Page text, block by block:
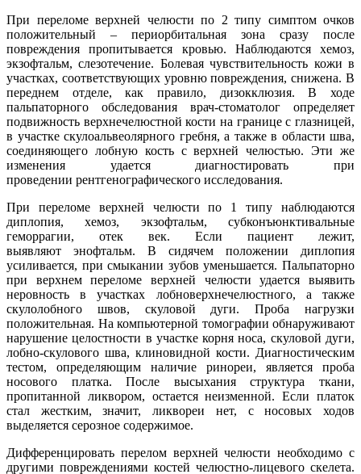
При переломе верхней челюсти по 2 типу симптом очков
положительный – периорбитальная зона сразу после
повреждения пропитывается кровью. Наблюдаются хемоз,
экзофтальм, слезотечение. Болевая чувствительность кожи в
участках, соответствующих уровню повреждения, снижена. В
переднем отделе, как правило, дизокклюзия. В ходе
пальпаторного обследования врач-стоматолог определяет
подвижность верхнечелюстной кости на границе с глазницей,
в участке скулоальвеолярного гребня, а также в области шва,
соединяющего лобную кость с верхней челюстью. Эти же
изменения удается диагностировать при
проведении рентгенографического исследования.
При переломе верхней челюсти по 1 типу наблюдаются
диплопия, хемоз, экзофтальм, субконъюнктивальные
геморрагии, отек век. Если пациент лежит,
выявляют энофтальм. В сидячем положении диплопия
усиливается, при смыкании зубов уменьшается. Пальпаторно
при верхнем переломе верхней челюсти удается выявить
неровность в участках лобноверхнечелюстного, а также
скулолобного швов, скуловой дуги. Проба нагрузки
положительная. На компьютерной томографии обнаруживают
нарушение целостности в участке корня носа, скуловой дуги,
лобно-скулового шва, клиновидной кости. Диагностическим
тестом, определяющим наличие ринореи, является проба
носового платка. После высыхания структура ткани,
пропитанной ликвором, остается неизменной. Если платок
стал жестким, значит, ликвореи нет, с носовых ходов
выделяется серозное содержимое.
Дифференцировать перелом верхней челюсти необходимо с
другими повреждениями костей челюстно-лицевого скелета.